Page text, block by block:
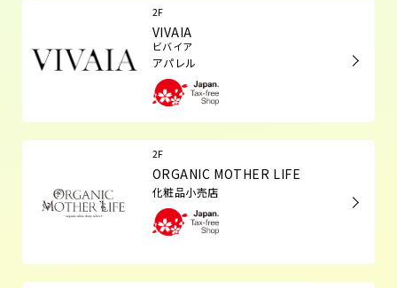
2F
VIVAIA
ビバイア
アパレル
2F
ORGANIC MOTHER LIFE
化粧品小売店